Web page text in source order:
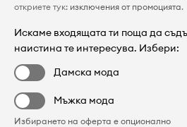
откриете тук: изключения от промоцията.
Искаме входящата ти поща да
наистина те интересува. Избери:
Дамска мода
Мъжка мода
Избирането на оферта е опционално